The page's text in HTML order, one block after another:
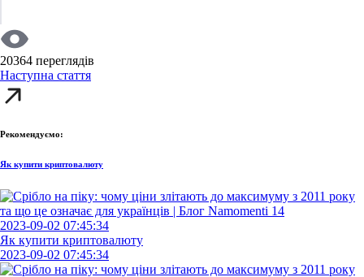
20364 переглядів
Наступна стаття
Рекомендуємо:
Як купити криптовалюту
2023-09-02 07:45:34
Як купити криптовалюту
2023-09-02 07:45:34